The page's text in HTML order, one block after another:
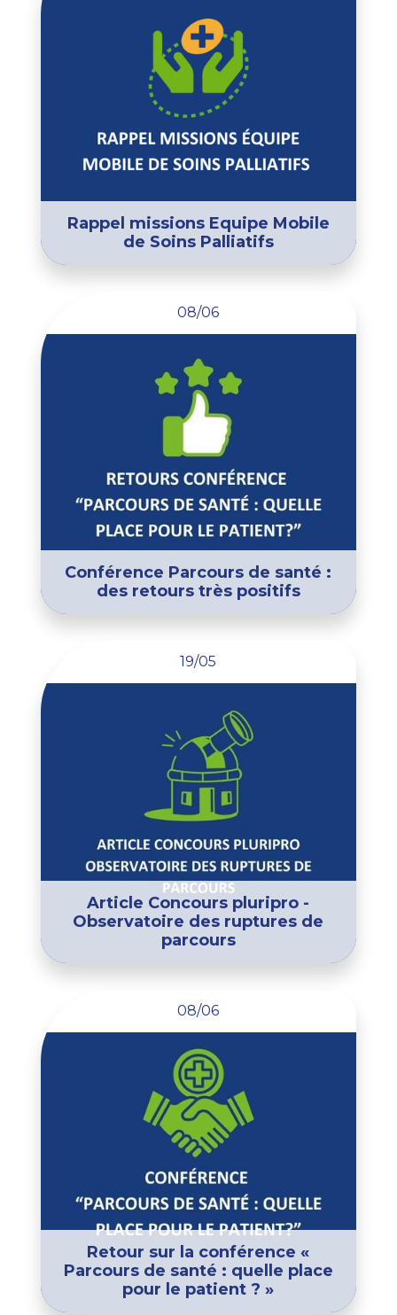
Rappel missions Equipe Mobile
de Soins Palliatifs
08/06
Conférence Parcours de santé :
des retours très positifs
19/05
Article Concours pluripro -
Observatoire des ruptures de
parcours
08/06
Retour sur la conférence «
Parcours de santé : quelle place
pour le patient ? »